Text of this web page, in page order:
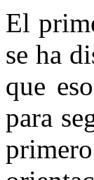
El
se ha
que
para